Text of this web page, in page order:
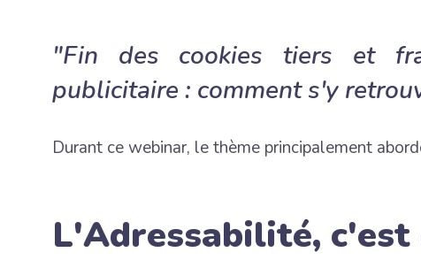
"Fin des cookies tiers et
publicitaire : comment s'y
Durant ce webinar, le thème principalement
L'Adressabilité, c'est